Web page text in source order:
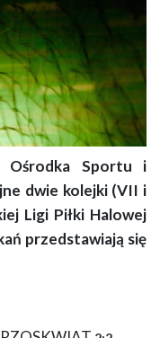
Ośrodka Sportu i
dwie kolejki (VII i
Ligi Piłki Halowej
przedstawiają się